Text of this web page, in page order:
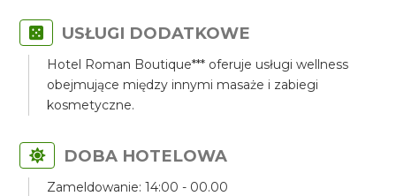
USŁUGI DODATKOWE
Hotel Roman Boutique*** oferuje usługi wellness
obejmujące między innymi masaże i zabiegi
kosmetyczne.
DOBA HOTELOWA
Zameldowanie: 14:00 - 00.00